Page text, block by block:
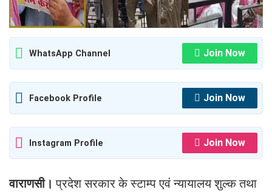
WhatsApp Channel Join Now
Facebook Profile Join Now
Instagram Profile Join Now
वाराणसी।प्रदेश सरकार के स्टाम्प एवं न्यायालय शुल्क तथा